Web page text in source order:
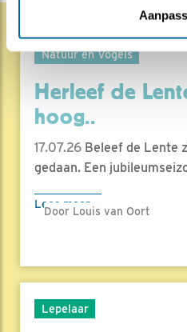
Natuur en Vogels
Herleef de
hoog..
17.07.26 Beleef de Lente
gedaan. Een
Lees meer
Door Louis van Oort
Lepelaar